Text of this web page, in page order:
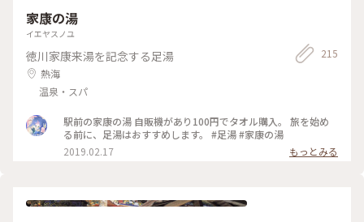
家康の湯
イエヤスノユ
徳川家康来湯を記念する足湯
熱海
温泉・スパ
215
駅前の家康の湯 自販機があり100円でタオル購入。 旅を始め
る前に、足湯はおすすめします。 #足湯 #家康の湯
2019.02.17
もっとみる